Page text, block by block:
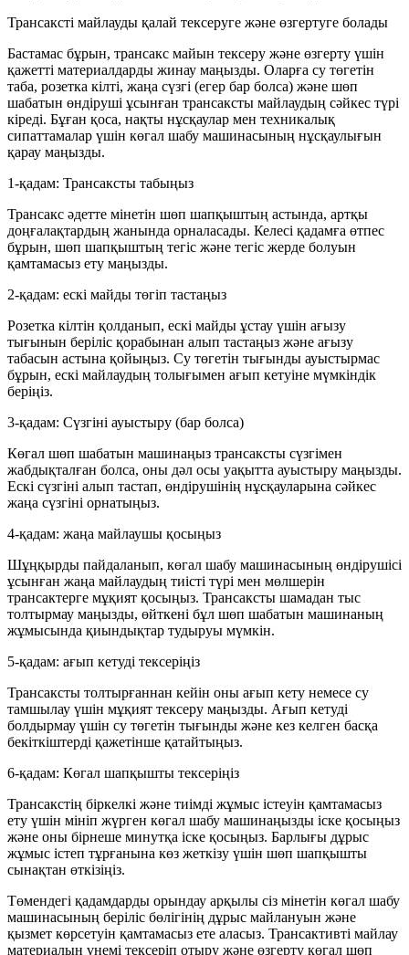
Трансаксті майлауды қалай тексеруге және өзгертуге болады
Бастамас бұрын, трансакс майын тексеру және өзгерту үшін
қажетті материалдарды жинау маңызды. Оларға су төгетін
таба, розетка кілті, жаңа сүзгі (егер бар болса) және шөп
шабатын өндіруші ұсынған трансаксты майлаудың сәйкес түрі
кіреді. Бұған қоса, нақты нұсқаулар мен техникалық
сипаттамалар үшін көгал шабу машинасының нұсқаулығын
қарау маңызды.
1-қадам: Трансаксты табыңыз
Трансакс әдетте мінетін шөп шапқыштың астында, артқы
доңғалақтардың жанында орналасады. Келесі қадамға өтпес
бұрын, шөп шапқыштың тегіс және тегіс жерде болуын
қамтамасыз ету маңызды.
2-қадам: ескі майды төгіп тастаңыз
Розетка кілтін қолданып, ескі майды ұстау үшін ағызу
тығынын беріліс қорабынан алып тастаңыз және ағызу
табасын астына қойыңыз. Су төгетін тығынды ауыстырмас
бұрын, ескі майлаудың толығымен ағып кетуіне мүмкіндік
беріңіз.
3-қадам: Сүзгіні ауыстыру (бар болса)
Көгал шөп шабатын машинаңыз трансаксты сүзгімен
жабдықталған болса, оны дәл осы уақытта ауыстыру маңызды.
Ескі сүзгіні алып тастап, өндірушінің нұсқауларына сәйкес
жаңа сүзгіні орнатыңыз.
4-қадам: жаңа майлаушы қосыңыз
Шұңқырды пайдаланып, көгал шабу машинасының өндірушісі
ұсынған жаңа майлаудың тиісті түрі мен мөлшерін
трансактерге мұқият қосыңыз. Трансаксты шамадан тыс
толтырмау маңызды, өйткені бұл шөп шабатын машинаның
жұмысында қиындықтар тудыруы мүмкін.
5-қадам: ағып кетуді тексеріңіз
Трансаксты толтырғаннан кейін оны ағып кету немесе су
тамшылау үшін мұқият тексеру маңызды. Ағып кетуді
болдырмау үшін су төгетін тығынды және кез келген басқа
бекіткіштерді қажетінше қатайтыңыз.
6-қадам: Көгал шапқышты тексеріңіз
Трансакстің біркелкі және тиімді жұмыс істеуін қамтамасыз
ету үшін мініп жүрген көгал шабу машинаңызды іске қосыңыз
және оны бірнеше минутқа іске қосыңыз. Барлығы дұрыс
жұмыс істеп тұрғанына көз жеткізу үшін шөп шапқышты
сынақтан өткізіңіз.
Төмендегі қадамдарды орындау арқылы сіз мінетін көгал шабу
машинасының беріліс бөлігінің дұрыс майлануын және
қызмет көрсетуін қамтамасыз ете аласыз. Трансактивті майлау
материалын үнемі тексеріп отыру және өзгерту көгал шөп